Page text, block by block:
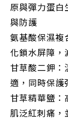
原與彈力蛋白
與防護
氨基酸保濕複
化鎖水屏障，
甘草酸二鉀：
適，同時保護
甘草精華鹽：
肌泛紅刺痛，